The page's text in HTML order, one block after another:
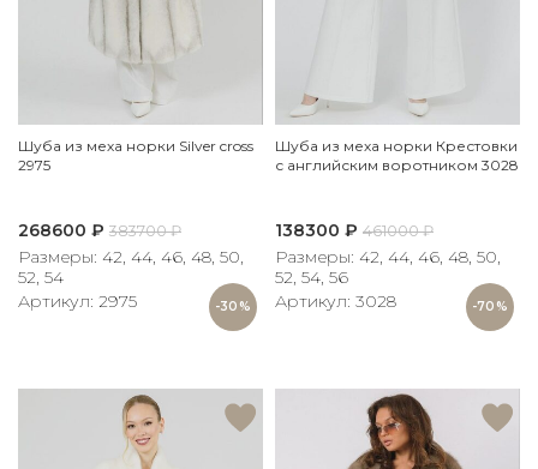
-30%
Шуба из меха норки Silver cross
2975
268600 ₽ 383700₽
Размеры: 42, 44, 46, 48, 50,
52, 54
Артикул: 2975
-70%
Шуба из меха норки Крестовки
с английским воротником 3028
138300 ₽ 461000₽
Размеры: 42, 44, 46, 48, 50,
52, 54, 56
Артикул: 3028